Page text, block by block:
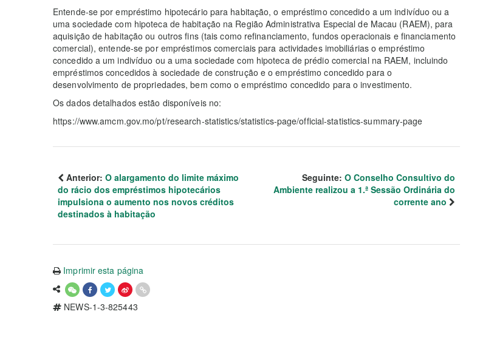
Entende-se por empréstimo hipotecário para habitação, o empréstimo concedido a um indivíduo ou a
uma sociedade com hipoteca de habitação na Região Administrativa Especial de Macau (RAEM), para
aquisição de habitação ou outros fins (tais como refinanciamento, fundos operacionais e financiamento
comercial), entende-se por empréstimos comerciais para actividades imobiliárias o empréstimo
concedido a um indivíduo ou a uma sociedade com hipoteca de prédio comercial na RAEM, incluindo
empréstimos concedidos à sociedade de construção e o empréstimo concedido para o
desenvolvimento de propriedades, bem como o empréstimo concedido para o investimento.
Os dados detalhados estão disponíveis no:
https://www.amcm.gov.mo/pt/research-statistics/statistics-page/official-statistics-summary-page
Anterior: O alargamento do limite máximo
do rácio dos empréstimos hipotecários
impulsiona o aumento nos novos créditos
destinados à habitação
Seguinte: O Conselho Consultivo do
Ambiente realizou a 1.ª Sessão Ordinária do
corrente ano
Imprimir esta página
NEWS-1-3-825443